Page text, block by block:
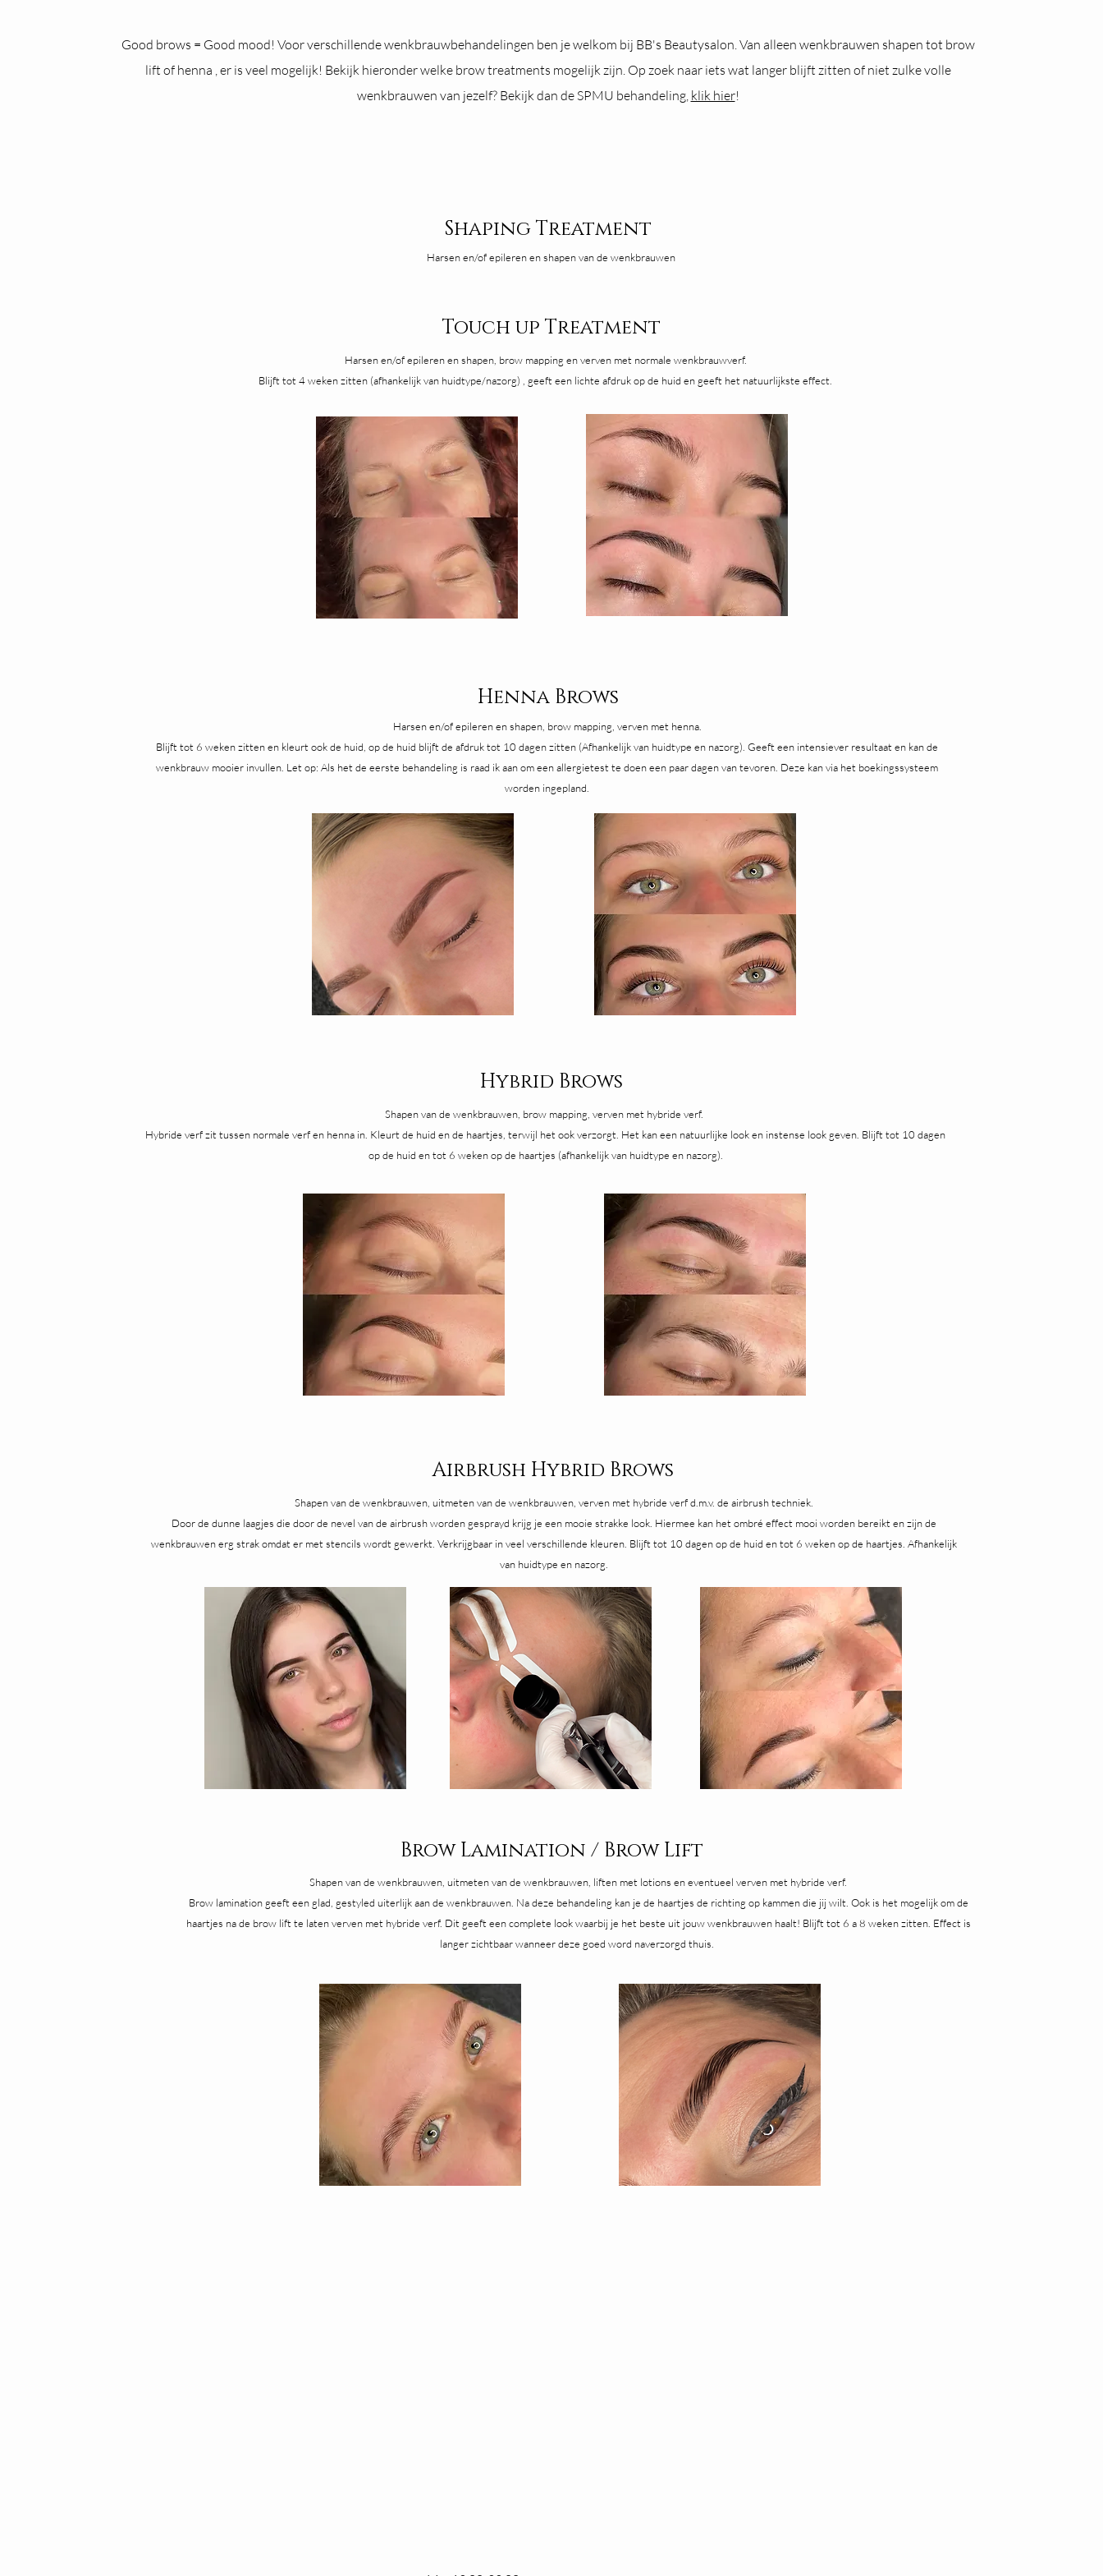
Good brows = Good mood! Voor verschillende wenkbrauwbehandelingen ben je welkom bij BB's Beautysalon. Van alleen wenkbrauwen shapen tot brow
lift of henna , er is veel mogelijk! Bekijk hieronder welke brow treatments mogelijk zijn. Op zoek naar iets wat langer blijft zitten of niet zulke volle
wenkbrauwen van jezelf? Bekijk dan de SPMU behandeling, klik hier!
Shaping Treatment
Harsen en/of epileren en shapen van de wenkbrauwen
Touch up Treatment
Harsen en/of epileren en shapen, brow mapping en verven met normale wenkbrauwverf.
Blijft tot 4 weken zitten (afhankelijk van huidtype/nazorg) , geeft een lichte afdruk op de huid en geeft het natuurlijkste effect.
Henna Brows
Harsen en/of epileren en shapen, brow mapping, verven met henna.
Blijft tot 6 weken zitten en kleurt ook de huid, op de huid blijft de afdruk tot 10 dagen zitten (Afhankelijk van huidtype en nazorg). Geeft een intensiever resultaat en kan de
wenkbrauw mooier invullen. Let op: Als het de eerste behandeling is raad ik aan om een allergietest te doen een paar dagen van tevoren. Deze kan via het boekingssysteem
worden ingepland.
Hybrid Brows
Shapen van de wenkbrauwen, brow mapping, verven met hybride verf.
Hybride verf zit tussen normale verf en henna in. Kleurt de huid en de haartjes, terwijl het ook verzorgt. Het kan een natuurlijke look en instense look geven. Blijft tot 10 dagen
op de huid en tot 6 weken op de haartjes (afhankelijk van huidtype en nazorg).
Airbrush Hybrid Brows
Shapen van de wenkbrauwen, uitmeten van de wenkbrauwen, verven met hybride verf d.m.v. de airbrush techniek.
Door de dunne laagjes die door de nevel van de airbrush worden gesprayd krijg je een mooie strakke look. Hiermee kan het ombré effect mooi worden bereikt en zijn de
wenkbrauwen erg strak omdat er met stencils wordt gewerkt. Verkrijgbaar in veel verschillende kleuren. Blijft tot 10 dagen op de huid en tot 6 weken op de haartjes. Afhankelijk
van huidtype en nazorg.
Brow Lamination / Brow Lift
Shapen van de wenkbrauwen, uitmeten van de wenkbrauwen, liften met lotions en eventueel verven met hybride verf.
Brow lamination geeft een glad, gestyled uiterlijk aan de wenkbrauwen. Na deze behandeling kan je de haartjes de richting op kammen die jij wilt. Ook is het mogelijk om de
haartjes na de brow lift te laten verven met hybride verf. Dit geeft een complete look waarbij je het beste uit jouw wenkbrauwen haalt! Blijft tot 6 a 8 weken zitten. Effect is
langer zichtbaar wanneer deze goed word naverzorgd thuis.